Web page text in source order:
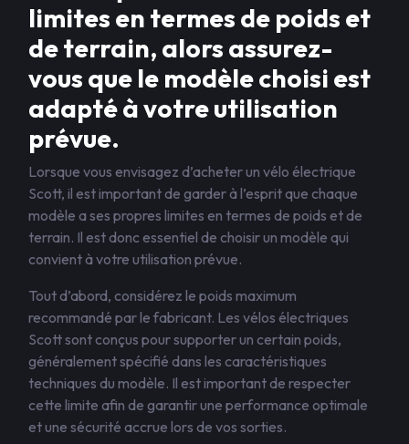
limites en termes de poids et
de terrain, alors assurez-
vous que le modèle choisi est
adapté à votre utilisation
prévue.
Lorsque vous envisagez d’acheter un vélo électrique
Scott, il est important de garder à l’esprit que chaque
modèle a ses propres limites en termes de poids et de
terrain. Il est donc essentiel de choisir un modèle qui
convient à votre utilisation prévue.
Tout d’abord, considérez le poids maximum
recommandé par le fabricant. Les vélos électriques
Scott sont conçus pour supporter un certain poids,
généralement spécifié dans les caractéristiques
techniques du modèle. Il est important de respecter
cette limite afin de garantir une performance optimale
et une sécurité accrue lors de vos sorties.